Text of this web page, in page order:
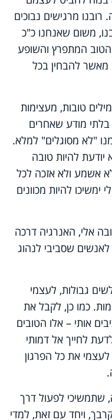
מרגישים נבוכים
משום שאנחנו כ"כ
הטוב המתפרץ והשופע
להבחין בכל
טובות, מעצימות
בלתי מודע שאחרים
"לא מסוגלים" למלא.
להיות טובה
אשמע ולא אזכה לכל
להיות מכוונים
אלי, האנרגיה דרכה
שסביבי לנהוג
גבולות, לעצמי
כמו כן, לקבל את
אותי – אלו הטובים
לחייך אל דמותי
את כל הפרגון
שתמשיכי לפעול דרך
ויחד עם זאת, למדי